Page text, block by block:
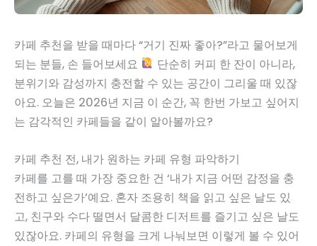
카페 추천을 받을 때마다 “거기 진짜 좋아?”라고 물어보게
되는 분들, 손 들어보세요
단순히 커피 한 잔이 아니라,
분위기와 감성까지 충전할 수 있는 공간이 그리울 때 있잖
아요. 오늘은 2026년 지금 이 순간, 꼭 한번 가보고 싶어지
는 감각적인 카페들을 같이 알아볼까요?
카페 추천 전, 내가 원하는 카페 유형 파악하기
카페를 고를 때 가장 중요한 건 ‘내가 지금 어떤 감정을 충
전하고 싶은가’예요. 혼자 조용히 책을 읽고 싶은 날도 있
고, 친구와 수다 떨면서 달콤한 디저트를 즐기고 싶은 날도
있잖아요. 카페의 유형을 크게 나눠보면 이렇게 볼 수 있어